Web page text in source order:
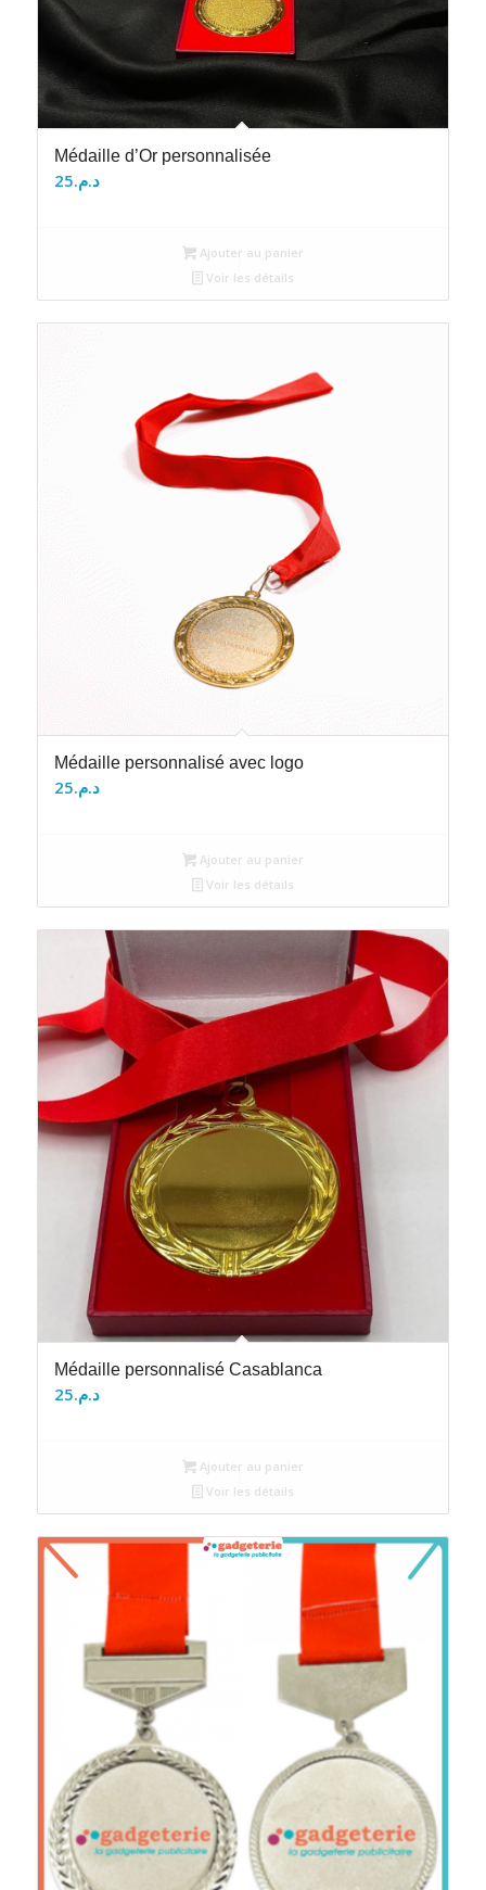
Médaille d’Or personnalisée
د.م.25
Ajouter au panier
Voir les détails
Médaille personnalisé avec logo
د.م.25
Ajouter au panier
Voir les détails
Médaille personnalisé Casablanca
د.م.25
Ajouter au panier
Voir les détails